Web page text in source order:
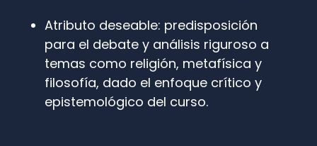
Atributo deseable: predisposición
para el debate y análisis riguroso a
temas como religión, metafísica y
filosofía, dado el enfoque crítico y
epistemológico del curso.